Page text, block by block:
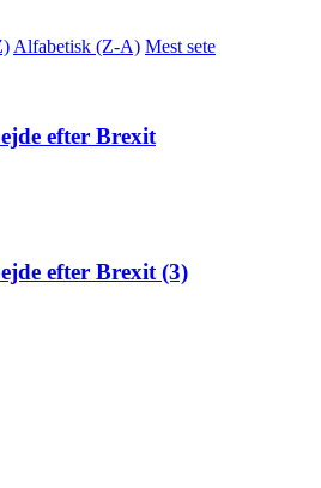
Alfabetisk (Z-A) Mest sete
efter Brexit
efter Brexit (3)